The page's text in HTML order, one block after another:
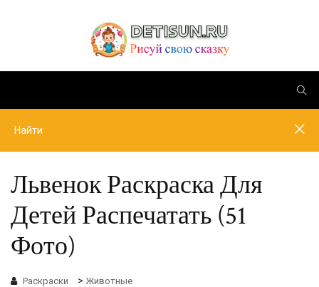
Львенок Раскраска Для
Детей Распечатать (51
Фото)
Раскраски > Животные